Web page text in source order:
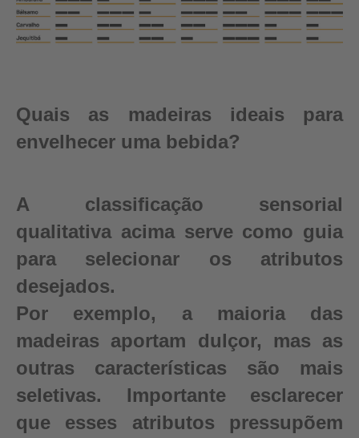
Quais as madeiras ideais para
envelhecer uma bebida?
A classificação sensorial
qualitativa acima serve como guia
para selecionar os atributos
desejados.
Por exemplo, a maioria das
madeiras aportam dulçor, mas as
outras características são mais
seletivas. Importante esclarecer
que esses atributos pressupõem